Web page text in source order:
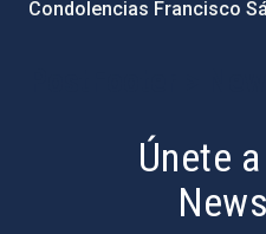
Condolencias Francisco
Únete